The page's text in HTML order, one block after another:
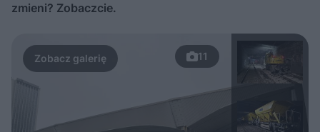
zmieni? Zobaczcie.
11